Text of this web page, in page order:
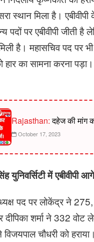
स्थान मिला है।
पदों पर एबीवीपी जीती
है। महासचिव पद पर
का सामना करना
Rajasthan:दहेज की मांग
October 17, 2023
युनिवर्सिटी में एबीवीपी आगे
पद पर लोकेंद्र ने 275,
दीपिका शर्मा ने 332
विजयपाल चौधरी को